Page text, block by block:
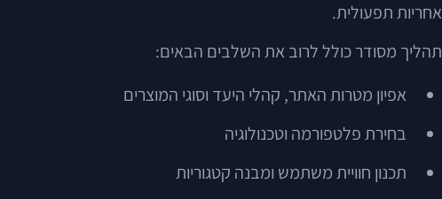
אחריות תפעולית.
תהליך מסודר כולל לרוב את השלבים הבאים:
אפיון מטרות האתר, קהלי היעד וסוגי המוצרים
בחירת פלטפורמה וטכנולוגיה
תכנון חוויית משתמש ומבנה קטגוריות